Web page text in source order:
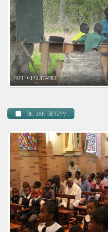
DZIECI ZAMBII
BŁ. JAN BEYZYM